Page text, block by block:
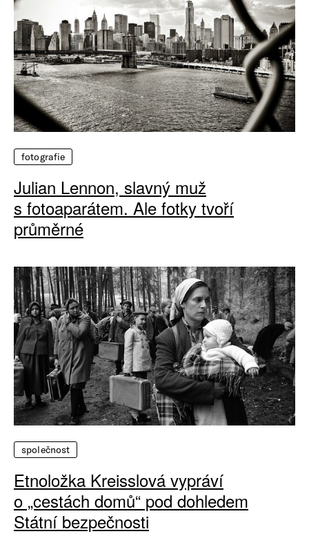
fotografie
Julian Lennon, slavný muž
s fotoaparátem. Ale fotky tvoří
průměrné
společnost
Etnoložka Kreisslová vypráví
o „cestách domů“ pod dohledem
Státní bezpečnosti